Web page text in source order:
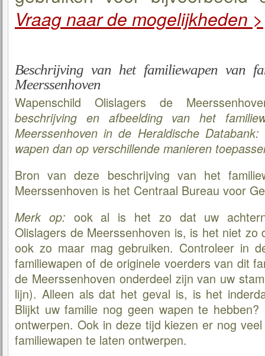
Vraag naar de mogelijkheden
Beschrijving van het familiewapen van
Meerssenhoven
Wapenschild Olislagers de
beschrijving en afbeelding van het
Meerssenhoven in de Heraldische Databank:
wapen dan op verschillende manieren
Bron van deze beschrijving van het
Meerssenhoven is het Centraal Bureau voor
Merk op: ook al is het zo dat uw
Olislagers de Meerssenhoven is, is het niet zo
ook zo maar mag gebruiken. Controleer in
familiewapen of de originele voerders van dit
de Meerssenhoven onderdeel zijn van uw
lijn). Alleen als dat het geval is, is het
Blijkt uw familie nog geen wapen te
ontwerpen. Ook in deze tijd kiezen er nog
familiewapen te laten ontwerpen.